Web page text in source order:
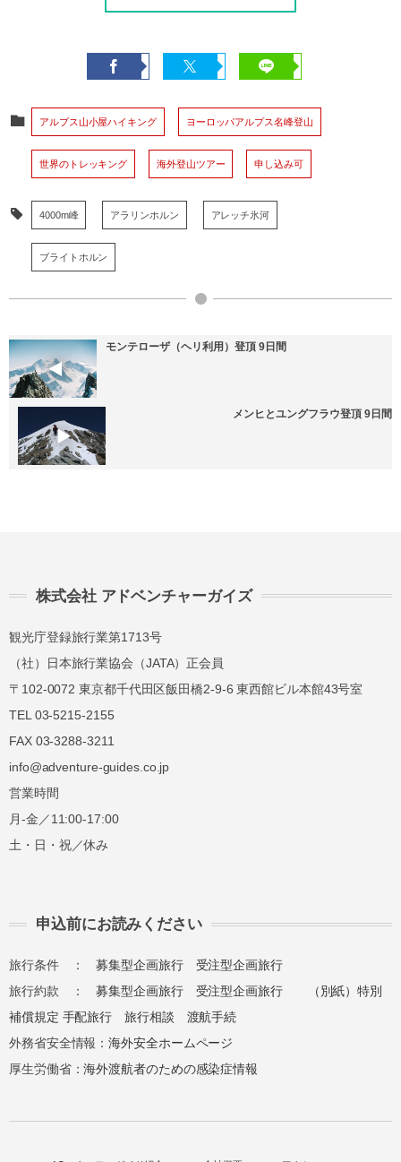
アルプス山小屋ハイキング ヨーロッパアルプス名峰登山
世界のトレッキング 海外登山ツアー 申し込み可
4000m峰 アラリンホルン アレッチ氷河
ブライトホルン
モンテローザ（ヘリ利用）登頂 9日間
メンヒとユングフラウ登頂 9日間
株式会社 アドベンチャーガイズ
観光庁登録旅行業第1713号
（社）日本旅行業協会（JATA）正会員
〒102-0072 東京都千代田区飯田橋2-9-6 東西館ビル本館43号室
TEL 03-5215-2155
FAX 03-3288-3211
info@adventure-guides.co.jp
営業時間
月-金／11:00-17:00
土・日・祝／休み
申込前にお読みください
旅行条件 ：募集型企画旅行
受注型企画旅行
旅行約款 ：募集型企画旅行 受注型企画旅行
（別紙）特別
補償規定 手配旅行 旅行相談
渡航手続
外務省安全情報：海外安全ホームページ
厚生労働省：海外渡航者のための感染症情報